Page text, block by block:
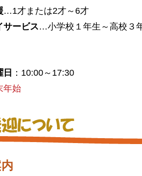
…1才または2才～6才
サービス…小学校１年生～高校３
日
：10:00～17:30
年始